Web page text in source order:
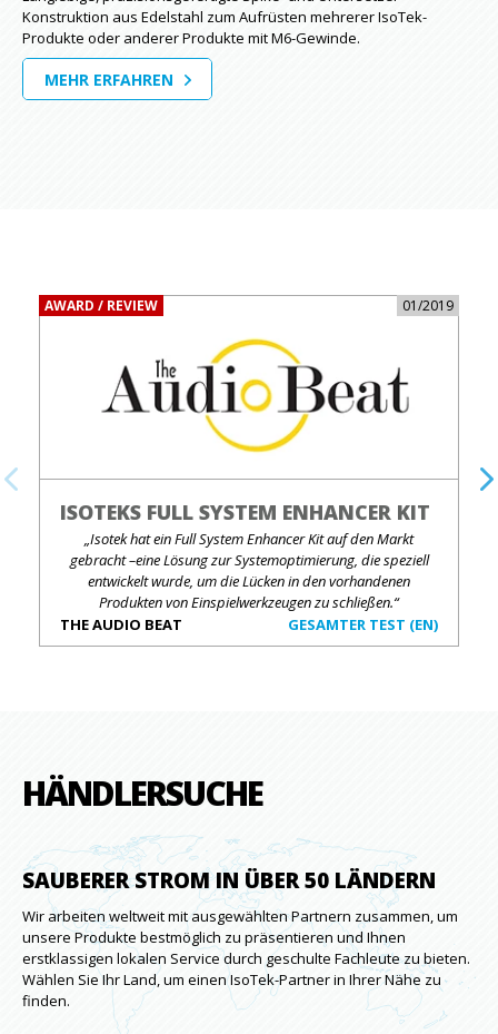
Konstruktion aus Edelstahl zum Aufrüsten mehrerer IsoTek-
Produkte oder anderer Produkte mit M6-Gewinde.
MEHR ERFAHREN
AWARD / REVIEW 01/2019
ISOTEKS FULL SYSTEM ENHANCER KIT
„Isotek hat ein Full System Enhancer Kit auf den Markt
gebracht –eine Lösung zur Systemoptimierung, die speziell
entwickelt wurde, um die Lücken in den vorhandenen
Produkten von Einspielwerkzeugen zu schließen.“
THE AUDIO BEAT
GESAMTER TEST (EN)
HÄNDLERSUCHE
SAUBERER STROM IN ÜBER 50 LÄNDERN
Wir arbeiten weltweit mit ausgewählten Partnern zusammen, um
unsere Produkte bestmöglich zu präsentieren und Ihnen
erstklassigen lokalen Service durch geschulte Fachleute zu bieten.
Wählen Sie Ihr Land, um einen IsoTek-Partner in Ihrer Nähe zu
finden.